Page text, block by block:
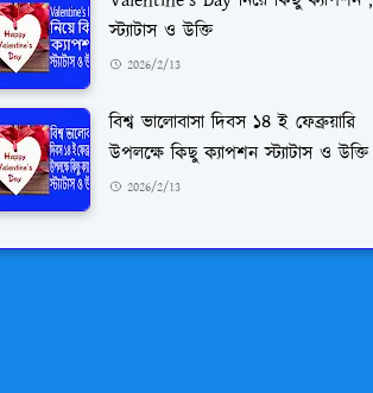
স্ট্যাটাস ও উক্তি
2026/2/13
বিশ্ব ভালোবাসা দিবস ১৪ ই ফেব্রুয়ারি
উপলক্ষে কিছু ক্যাপশন স্ট্যাটাস ও উক্তি
2026/2/13